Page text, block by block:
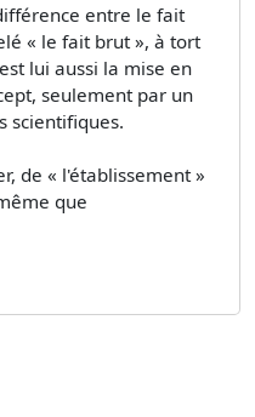
entre le fait
« le fait brut », à tort
lui aussi la mise en
seulement par un
scientifiques.
de « l'établissement »
que